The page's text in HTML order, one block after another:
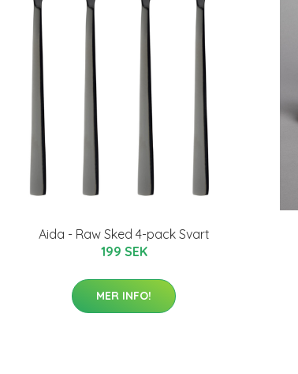
Aida - Raw Sked 4-pack Svart
199 SEK
MER INFO!